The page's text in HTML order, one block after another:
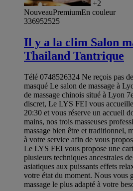
+2
NouveauPremiumEn couleur
336952525
Il y a la clim Salon
Thailand Tantrique
Télé 0748526324 Ne reçois pas
masqué Le salon de massage à
de massage chinois situé à Lyon
discret, Le LYS FEI vous
20:30 et vous réserve un accueil
mains, nos trois masseuses
massage bien être et traditionnel,
à votre service afin de vous
Le LYS FEI vous propose une
plusieurs techniques ancestrales
asiatiques aux puissants effets
votre état du moment. Nous vous
massage le plus adapté à votre